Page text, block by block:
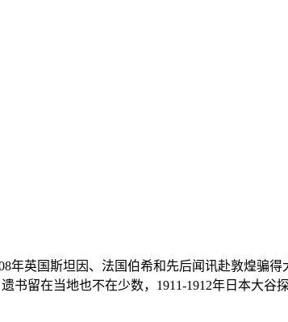
年英国斯坦因、法国伯希和先后闻讯赴敦煌骗
留在当地也不在少数，1911-1912年日本大谷